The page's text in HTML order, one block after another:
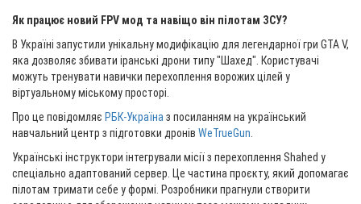
Як працює новий FPV мод та навіщо він пілотам ЗСУ?
В Україні запустили унікальну модифікацію для легендарної гри GTA V,
яка дозволяє збивати іранські дрони типу "Шахед". Користувачі
можуть тренувати навички перехоплення ворожих цілей у
віртуальному міському просторі.
Про це повідомляє РБК-Україна з посиланням на український
навчальний центр з підготовки дронів WeTrueGun
Українські інструктори інтегрували місії з перехоплення Shahed у
спеціально адаптований сервер. Це частина проєкту, який допомагає
пілотам тримати себе у формі. Розробники прагнули створити